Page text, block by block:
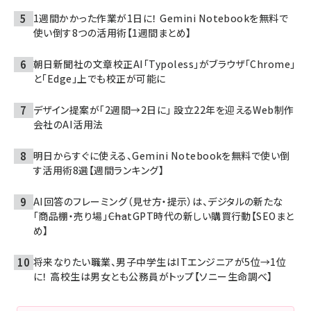
1週間かかった作業が1日に！ Gemini Notebookを無料で
使い倒す8つの活用術【1週間まとめ】
朝日新聞社の文章校正AI「Typoless」がブラウザ「Chrome」
と「Edge」上でも校正が可能に
デザイン提案が「2週間→2日に」 設立22年を迎えるWeb制作
会社のAI活用法
明日からすぐに使える、Gemini Notebookを無料で使い倒
す活用術8選【週間ランキング】
AI回答のフレーミング（見せ方・提示）は、デジタルの新たな
「商品棚・売り場」――ChatGPT時代の新しい購買行動【SEOまと
め】
将来なりたい職業、男子中学生はITエンジニアが5位→1位
に！ 高校生は男女とも公務員がトップ【ソニー生命調べ】